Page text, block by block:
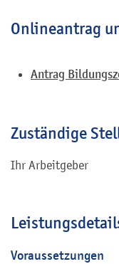
Onlineantrag
Antrag
Zuständige
Ihr Arbeitgeber
Voraussetzungen